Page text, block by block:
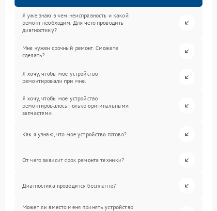
Я уже знаю в чем неисправность и какой
ремонт необходим. Для чего проводить
диагностику?
Мне нужен срочный ремонт. Сможете
сделать?
Я хочу, чтобы мое устройство
ремонтировали при мне.
Я хочу, чтобы мое устройство
ремонтировалось только оригинальными
запчастями.
Как я узнаю, что мое устройство готово?
От чего зависит срок ремонта техники?
Диагностика проводится бесплатно?
Может ли вместо меня принять устройство